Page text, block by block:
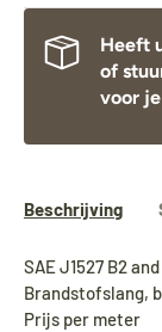
Heeft
of
voor
Beschrijving
SAE J1527 B2
Brandstofslang,
Prijs per meter